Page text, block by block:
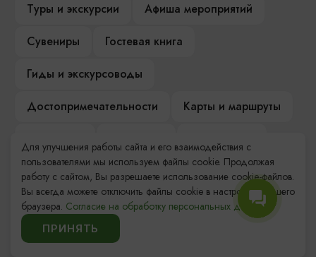
Туры и экскурсии
Афиша мероприятий
Сувениры
Гостевая книга
Гиды и экскурсоводы
Достопримечательности
Карты и маршруты
Компас Балтийской кухни
Настоящий Калининградец
Музеи
Для улучшения работы сайта и его взаимодействия с
пользователями мы используем файлы cookie. Продолжая
работу с сайтом, Вы разрешаете использование cookie-файлов.
Вы всегда можете отключить файлы cookie в настройках Вашего
браузера. Согласие на обработку персональных данных.
ПРИНЯТЬ